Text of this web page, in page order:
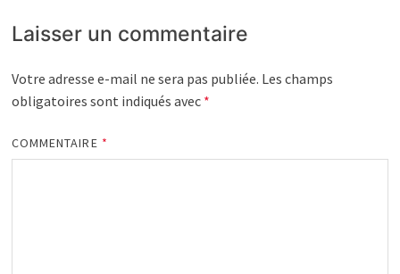
Laisser un commentaire
Votre adresse e-mail ne sera pas publiée. Les champs
obligatoires sont indiqués avec *
COMMENTAIRE *